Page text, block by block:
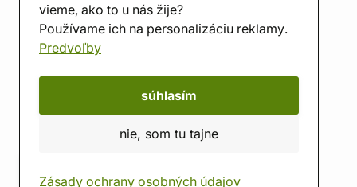
vieme, ako to u nás žije?
Používame ich na personalizáciu reklamy.
Predvoľby
súhlasím
nie, som tu tajne
Zásady ochrany osobných údajov
Herňa
O nás
Hodnotenie obchodu